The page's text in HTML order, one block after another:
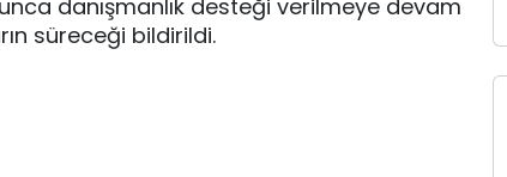
danışmanlık desteği verilmeye devam
süreceği bildirildi.